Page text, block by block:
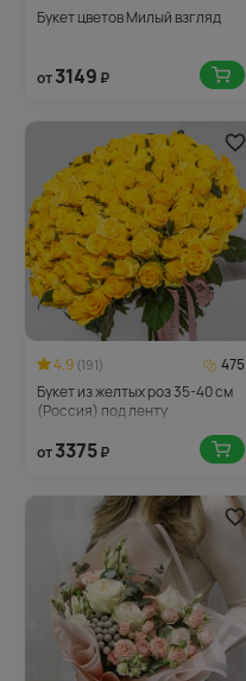
Букет цветов Милый взгляд
от3149 ₽
4.9 (191)
475
Букет из желтых роз 35-40 см
(Россия) под ленту
от3375₽